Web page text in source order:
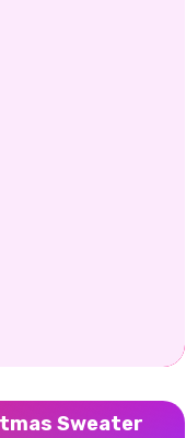
Sweater